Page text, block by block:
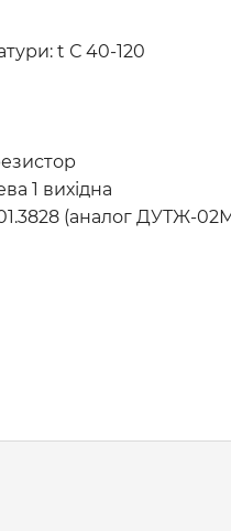
t С 40-120
1 вихідна
(аналог ДУТЖ-